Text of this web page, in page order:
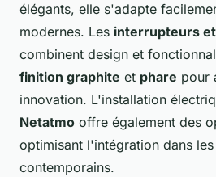
élégants, elle s'adapte
modernes. Les interrupteurs
combinent design et
finition graphite et phare pour
innovation. L'installation
Netatmo offre également des
optimisant l'intégration dans
contemporains.